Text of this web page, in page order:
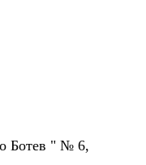
Ботев " № 6,